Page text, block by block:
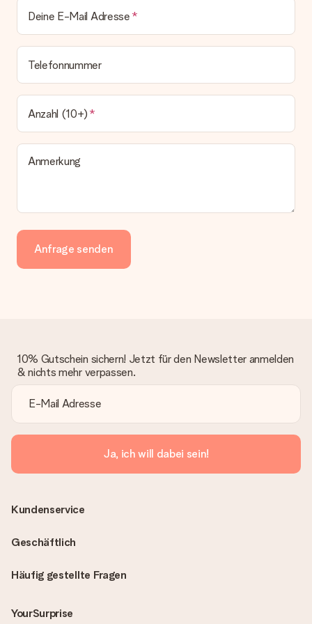
Deine E-Mail Adresse
Telefonnummer
Anzahl (10+)
Anmerkung
Anfrage senden
10% Gutschein sichern! Jetzt für den Newsletter anmelden
& nichts mehr verpassen.
Ja, ich will dabei sein!
Häufig gestellte Fragen
YourSurprise
Kundenservice
Geschäftlich